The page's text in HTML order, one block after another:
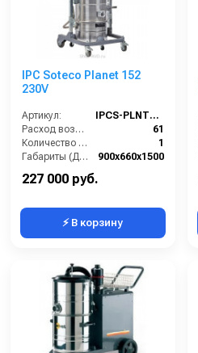
IPC Soteco Planet 152
230V
Артикул:
IPCS-PLNT152-230V
Расход воздуха (л/сек):
61
Количество всасывающих турбин (шт):
1
Габариты (ДхШхВ):
900х660х1500
227 000 руб.
⚡ В корзину